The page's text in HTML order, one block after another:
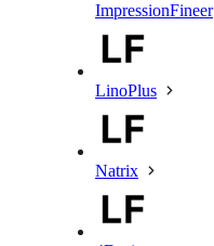
ImpressionFineer
LinoPlus
Natrix